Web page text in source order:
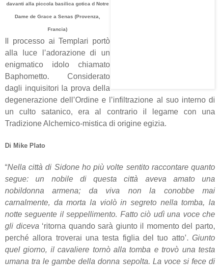
davanti alla piccola basilica gotica d Notre
Dame de Grace a Senas (Provenza,
Francia)
Il processo ai Templari portò
alla luce l’adorazione di un
enigmatico idolo chiamato
Baphometto. Considerato
dagli inquisitori la prova della
degenerazione dell’Ordine e l’infiltrazione al suo interno di
un culto satanico, era al contrario il legame con una
Tradizione Alchemico-mistica di origine egizia.
Di Mike Plato
“Nella città di Sidone ho più volte sentito raccontare quanto
segue: un nobile di questa città aveva amato una
nobildonna armena; da viva non la conobbe mai
carnalmente, da morta la violò in segreto nella tomba, la
notte seguente il seppellimento. Fatto ciò udì una voce che
gli diceva ‘ritorna quando sarà giunto il momento del parto,
perché allora troverai una testa figlia del tuo atto’. Giunto
quel giorno, il cavaliere tornò alla tomba e trovò una testa
umana tra le gambe della donna sepolta. La voce si fece di